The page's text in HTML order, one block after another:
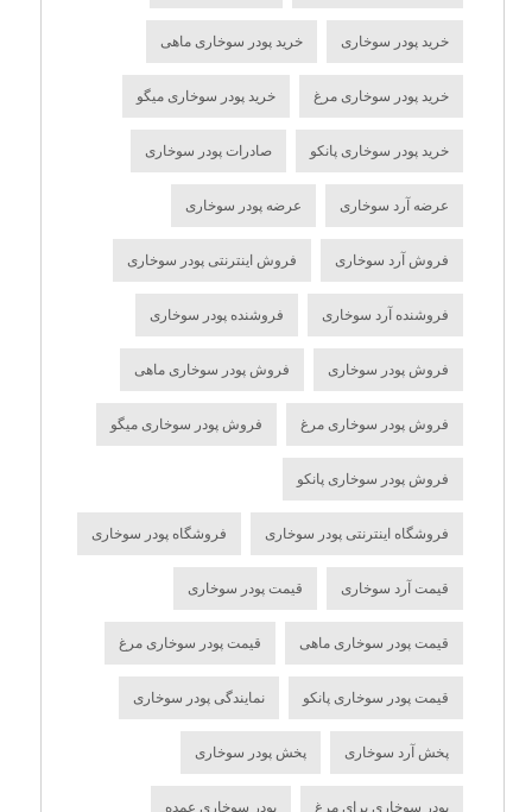
خرید پودر سوخاری خرید پودر سوخاری ماهی
خرید پودر سوخاری مرغ خرید پودر سوخاری میگو
خرید پودر سوخاری پانکو صادرات پودر سوخاری
عرضه آرد سوخاری عرضه پودر سوخاری
فروش آرد سوخاری فروش اینترنتی پودر سوخاری
فروشنده آرد سوخاری فروشنده پودر سوخاری
فروش پودر سوخاری فروش پودر سوخاری ماهی
فروش پودر سوخاری مرغ فروش پودر سوخاری میگو
فروش پودر سوخاری پانکو
فروشگاه اینترنتی پودر سوخاری فروشگاه پودر سوخاری
قیمت آرد سوخاری قیمت پودر سوخاری
قیمت پودر سوخاری ماهی قیمت پودر سوخاری مرغ
قیمت پودر سوخاری پانکو نمایندگی پودر سوخاری
پخش آرد سوخاری پخش پودر سوخاری
پودر سوخاری برای مرغ پودر سوخاری عمده